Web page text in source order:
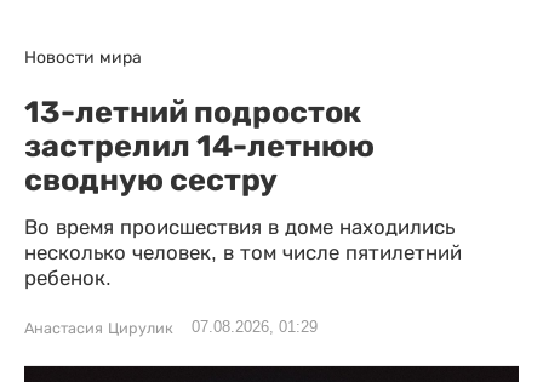
Новости мира
13-летний подросток
застрелил 14-летнюю
сводную сестру
Во время происшествия в доме находились
несколько человек, в том числе пятилетний
ребенок.
Анастасия Цирулик 07.08.2026, 01:29